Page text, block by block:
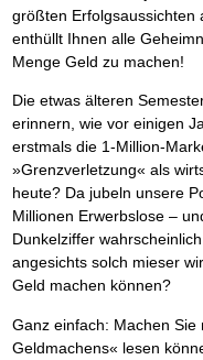
größten Erfolgsaussichten
enthüllt Ihnen alle
Menge Geld zu machen!
Die etwas älteren
erinnern, wie vor einigen
erstmals die 1-Million-
»Grenzverletzung« als
heute? Da jubeln unsere
Millionen Erwerbslose –
Dunkelziffer
angesichts solch mieser
Geld machen können?
Ganz einfach: Machen
Geldmachens« lesen